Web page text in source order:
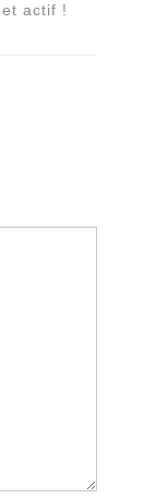
actif !